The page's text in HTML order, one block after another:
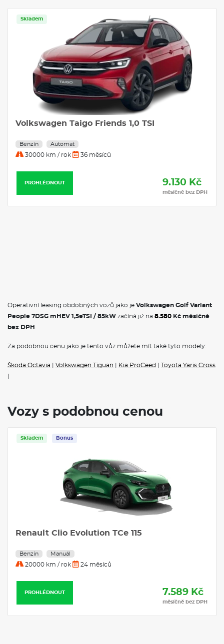
Skladem
Volkswagen Taigo Friends 1,0 TSI
Benzín Automat
30000 km / rok 36 měsíců
PROHLÉDNOUT 9.130 Kč
měsíčně bez DPH
Operativní leasing obdobných vozů jako je Volkswagen Golf Variant
People 7DSG mHEV 1,5eTSI / 85kW začíná již na 8.580 Kč měsíčně
bez DPH
Za podobnou cenu jako je tento vůz můžete mít také tyto modely:
Škoda Octavia Volkswagen Tiguan Kia ProCeed
Toyota Yaris Cross
Vozy s podobnou cenou
Skladem Bonus
Renault Clio Evolution TCe 115
Benzín Manuál
20000 km / rok 24 měsíců
PROHLÉDNOUT 7.589 Kč
měsíčně bez DPH